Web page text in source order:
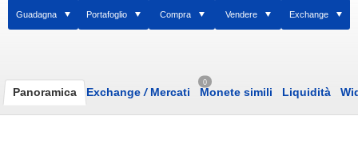
Guadagna Portafoglio Compra Vendere Exchange
Panoramica Exchange /Mercati
0
Monete simili Liquidità